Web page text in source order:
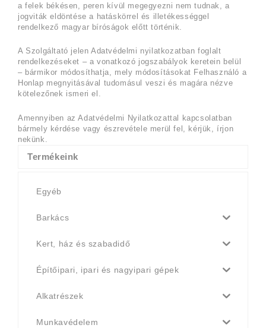
a felek békésen, peren kívül megegyezni nem tudnak, a
jogviták eldöntése a hatáskörrel és illetékességgel
rendelkező magyar bíróságok előtt történik.
A Szolgáltató jelen Adatvédelmi nyilatkozatban foglalt
rendelkezéseket – a vonatkozó jogszabályok keretein belül
– bármikor módosíthatja, mely módosításokat Felhasználó a
Honlap megnyitásával tudomásul veszi és magára nézve
kötelezőnek ismeri el.
Amennyiben az Adatvédelmi Nyilatkozattal kapcsolatban
bármely kérdése vagy észrevétele merül fel, kérjük, írjon
nekünk.
Termékeink
Egyéb
Barkács
Kert, ház és szabadidő
Építőipari, ipari és nagyipari gépek
Alkatrészek
Munkavédelem